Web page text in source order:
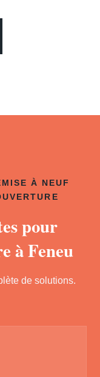
À NEUF
pour
à Feneu
de solutions.